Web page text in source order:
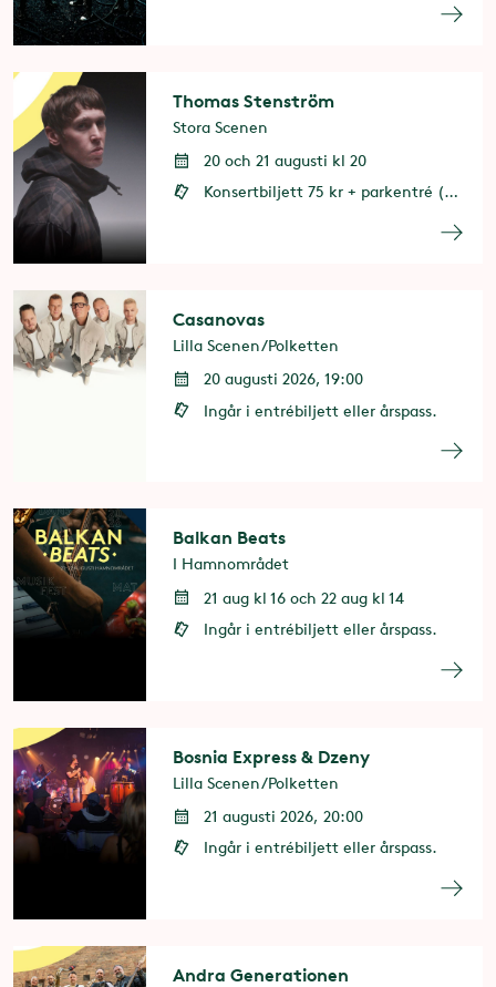
Thomas Stenström
Stora Scenen
20 och 21 augusti kl 20
Konsertbiljett 75 kr + parkentré (entrébiljett eller årspass behövs)
Casanovas
Lilla Scenen/Polketten
20 augusti 2026, 19:00
Ingår i entrébiljett eller årspass.
Balkan Beats
I Hamnområdet
21 aug kl 16 och 22 aug kl 14
Ingår i entrébiljett eller årspass.
Bosnia Express & Dzeny
Lilla Scenen/Polketten
21 augusti 2026, 20:00
Ingår i entrébiljett eller årspass.
Andra Generationen